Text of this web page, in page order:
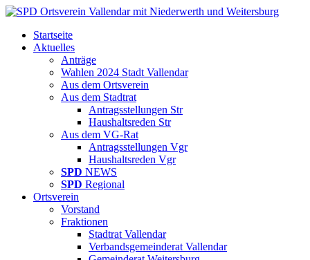
Startseite
Aktuelles
Anträge
Wahlen 2024 Stadt Vallendar
Aus dem Ortsverein
Aus dem Stadtrat
Antragsstellungen Str
Haushaltsreden Str
Aus dem VG-Rat
Antragsstellungen Vgr
Haushaltsreden Vgr
SPD NEWS
SPD Regional
Ortsverein
Vorstand
Fraktionen
Stadtrat Vallendar
Verbandsgemeinderat Vallendar